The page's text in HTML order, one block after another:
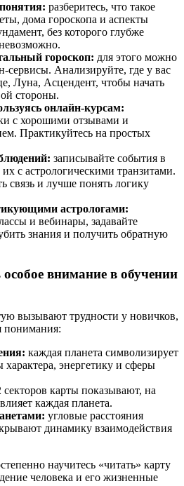
разберитесь, что такое
дома гороскопа и аспекты
без которого глубже
гороскоп: для этого можно
сервисы. Анализируйте, где у вас
Луна, Асцендент, чтобы начать
стороны.
онлайн-курсам:
с хорошими отзывами и
Практикуйтесь на простых
записывайте события в
с астрологическими транзитами.
связь и лучше понять логику
астрологами:
и вебинары, задавайте
знания и получить обратную
внимание в обучении
вызывают трудности у новичков,
понимания:
каждая планета символизирует
энергетику и сферы
секторов карты показывают, на
каждая планета.
угловые расстояния
динамику взаимодействия
научитесь «читать» карту
человека и его жизненные